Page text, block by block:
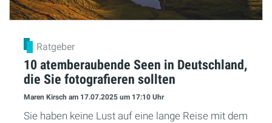
Ratgeber
10 atemberaubende Seen in Deutschland,
die Sie fotografieren sollten
Maren Kirsch am 17.07.2025 um 17:10 Uhr
Sie haben keine Lust auf eine lange Reise mit dem